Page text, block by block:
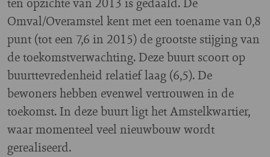
Omval/Overamstel kent met een toename van 0,8
punt (tot een 7,6 in 2015) de grootste stijging van
de toekomstverwachting. Deze buurt scoort op
buurttevredenheid relatief laag (6,5). De
bewoners hebben evenwel vertrouwen in de
toekomst. In deze buurt ligt het Amstelkwartier,
waar momenteel veel nieuwbouw wordt
gerealiseerd.